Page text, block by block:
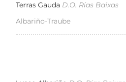
Terras Gauda D.O. Rías Baixas
Albariño-Traube